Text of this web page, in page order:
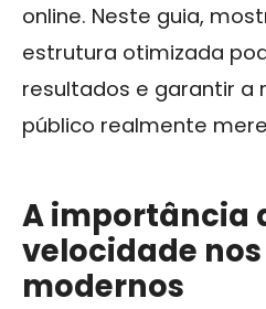
online. Neste guia,
estrutura otimizada
resultados e garantir a
público realmente
A importância
velocidade
modernos